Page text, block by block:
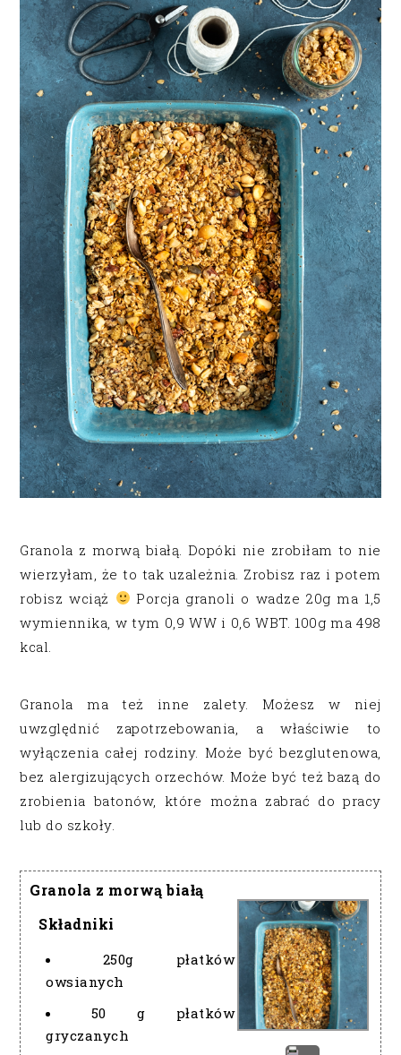
Granola z morwą białą. Dopóki nie zrobiłam to nie
wierzyłam, że to tak uzależnia. Zrobisz raz i potem
robisz wciąż
Porcja granoli o wadze 20g ma 1,5
wymiennika, w tym 0,9 WW i 0,6 WBT. 100g ma 498
kcal.
Granola ma też inne zalety. Możesz w niej
uwzględnić zapotrzebowania, a właściwie to
wyłączenia całej rodziny. Może być bezglutenowa,
bez alergizujących orzechów. Może być też bazą do
zrobienia batonów, które można zabrać do pracy
lub do szkoły.
Granola z morwą białą
Składniki
250g płatków
owsianych
50 g płatków
gryczanych